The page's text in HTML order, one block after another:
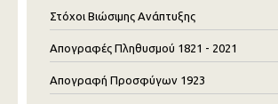
Στόχοι Βιώσιμης Ανάπτυξης
Απογραφές Πληθυσμού 1821 - 2021
Απογραφή Προσφύγων 1923